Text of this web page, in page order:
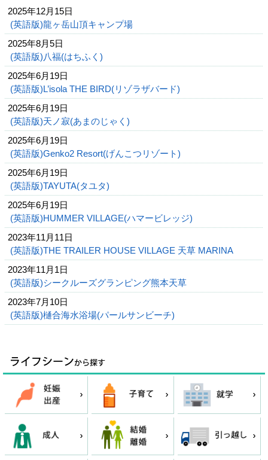
2025年12月15日
(英語版)龍ヶ岳山頂キャンプ場
2025年8月5日
(英語版)八福(はちふく)
2025年6月19日
(英語版)L’isola THE BIRD(リゾラザバード)
2025年6月19日
(英語版)天ノ寂(あまのじゃく)
2025年6月19日
(英語版)Genko2 Resort(げんこつリゾート)
2025年6月19日
(英語版)TAYUTA(タユタ)
2025年6月19日
(英語版)HUMMER VILLAGE(ハマービレッジ)
2023年11月11日
(英語版)THE TRAILER HOUSE VILLAGE 天草 MARINA
2023年11月1日
(英語版)シークルーズグランピング熊本天草
2023年7月10日
(英語版)樋合海水浴場(パールサンビーチ)